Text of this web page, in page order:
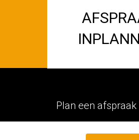
Plan een
Wil je de